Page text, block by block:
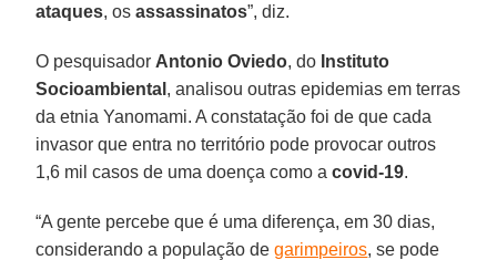
ataques, osassassinatos”, diz.
O pesquisador Antonio Oviedo, do Instituto
Socioambiental , analisou outras epidemias em terras
da etnia Yanomami. A constatação foi de que cada
invasor que entra no território pode provocar outros
1,6 mil casos de uma doença como acovid-19.
“A gente percebe que é uma diferença, em 30 dias,
considerando a população degarimpeiros, se pode